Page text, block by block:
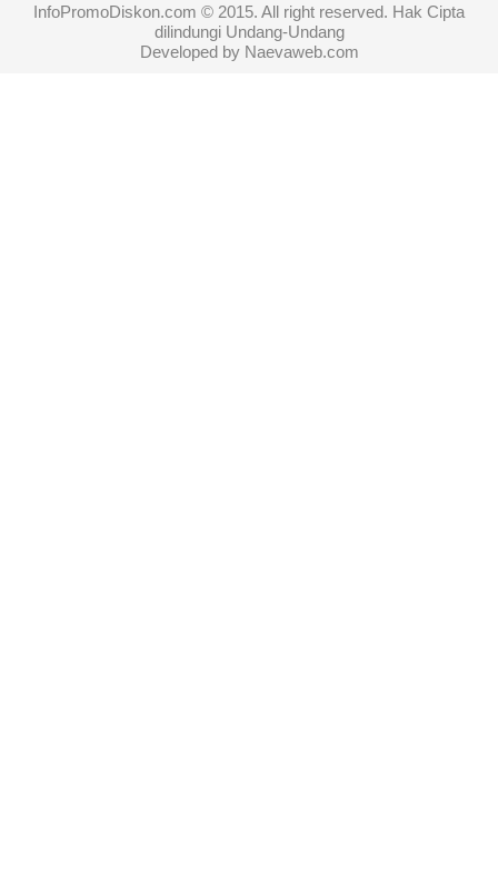
InfoPromoDiskon.com © 2015. All right reserved. Hak Cipta
dilindungi Undang-Undang
Developed by Naevaweb.com